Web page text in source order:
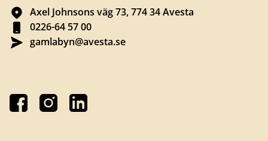
Axel Johnsons väg 73, 774 34 Avesta
0226-64 57 00
gamlabyn@avesta.se